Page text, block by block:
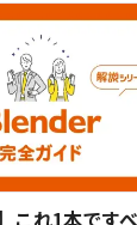
これ1本です